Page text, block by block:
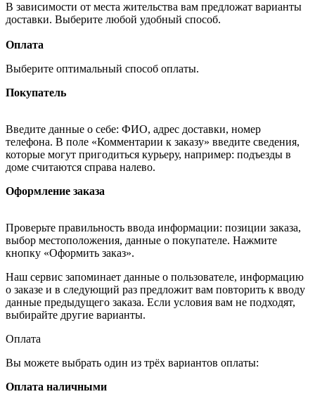
В зависимости от места жительства вам предложат варианты
доставки. Выберите любой удобный способ.
Оплата
Выберите оптимальный способ оплаты.
Покупатель
Введите данные о себе: ФИО, адрес доставки, номер
телефона. В поле «Комментарии к заказу» введите сведения,
которые могут пригодиться курьеру, например: подъезды в
доме считаются справа налево.
Оформление заказа
Проверьте правильность ввода информации: позиции заказа,
выбор местоположения, данные о покупателе. Нажмите
кнопку «Оформить заказ».
Наш сервис запоминает данные о пользователе, информацию
о заказе и в следующий раз предложит вам повторить к вводу
данные предыдущего заказа. Если условия вам не подходят,
выбирайте другие варианты.
Оплата
Вы можете выбрать один из трёх вариантов оплаты:
Оплата наличными